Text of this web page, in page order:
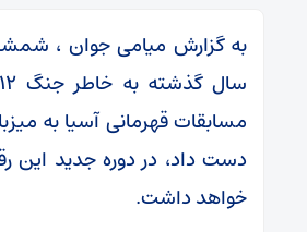
به گزارش میامی جوان ،
مسابقات قهرمانی آسیا به
دست داد، در دوره جدید این
خواهد داشت.